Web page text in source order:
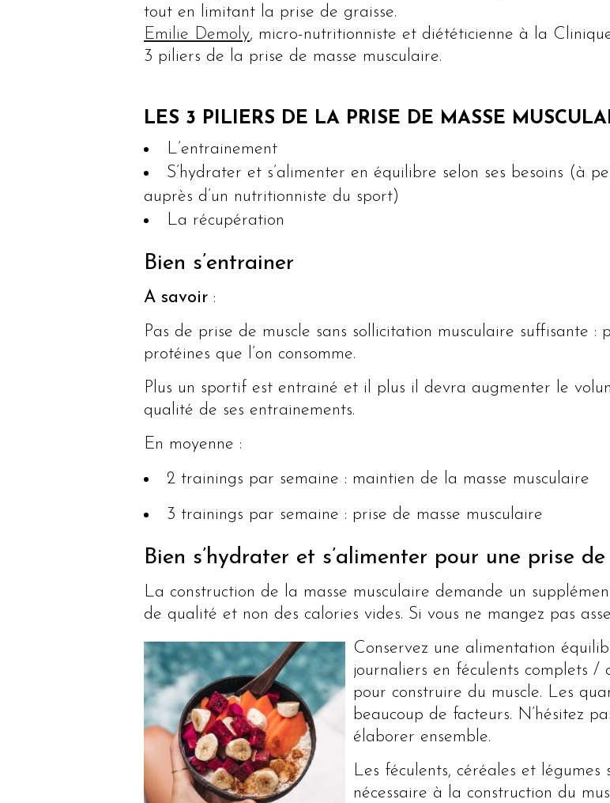
tout en limitant la prise de graisse.
Emilie Demoly, micro-nutritionniste et diététicienne à la
3 piliers de la prise de masse musculaire.
LES 3 PILIERS DE LA PRISE DE MASSE
L’entrainement
S’hydrater et s’alimenter en équilibre selon ses besoins (à
auprès d’un nutritionniste du sport)
La récupération
Bien s’entrainer
A savoir :
Pas de prise de muscle sans sollicitation musculaire suffisante
protéines que l’on consomme.
Plus un sportif est entrainé et il plus il devra augmenter le
qualité de ses entrainements.
En moyenne :
2 trainings par semaine : maintien de la masse musculaire
3 trainings par semaine : prise de masse musculaire
Bien s’hydrater et s’alimenter pour une prise
La construction de la masse musculaire demande un
de qualité et non des calories vides. Si vous ne mangez pas
Conservez une alimentation
journaliers en féculents complets /
pour construire du muscle. Les
beaucoup de facteurs. N’hésitez
élaborer ensemble.
Les féculents, céréales et légumes
nécessaire à la construction du